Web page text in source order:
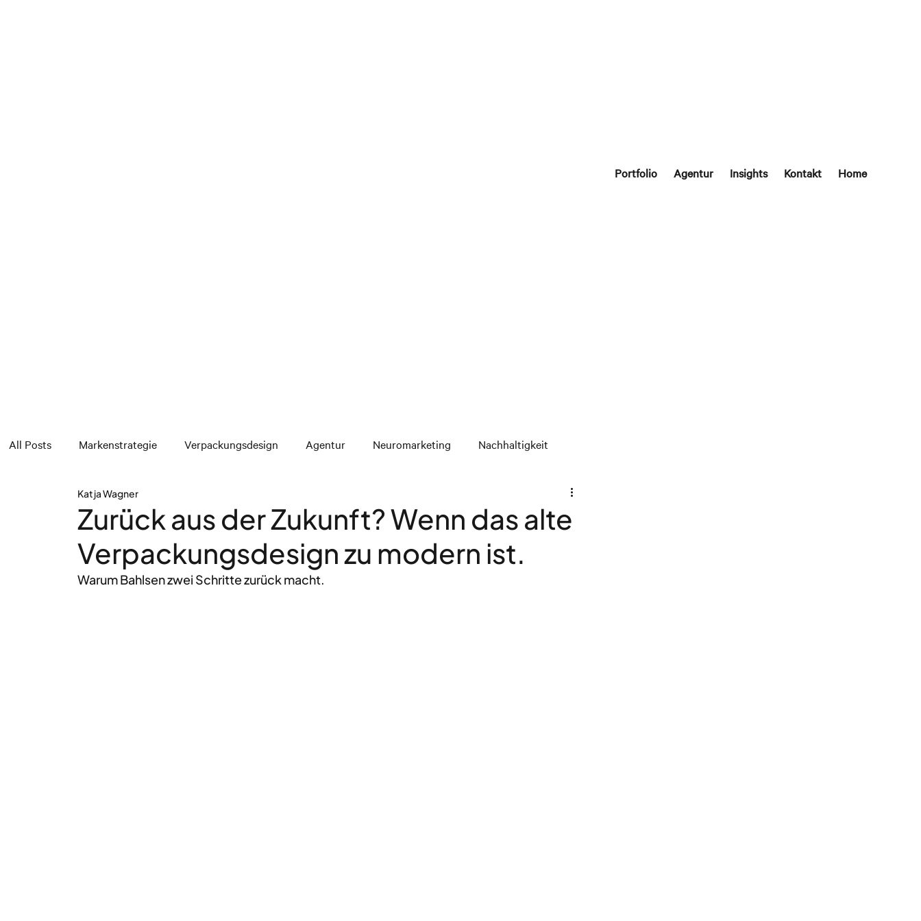
Portfolio Agentur Insights Kontakt Home
All Posts Markenstrategie Verpackungsdesign Agentur Neuromarketing Nachhaltigkeit
Zurück aus der Zukunft? Wenn das alte
Verpackungsdesign zu modern ist.
Katja Wagner
Warum Bahlsen zwei Schritte zurück macht.